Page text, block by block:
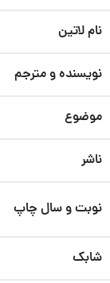
نام لاتین
نویسنده و مترجم
موضوع
ناشر
نوبت و سال چاپ
شابک